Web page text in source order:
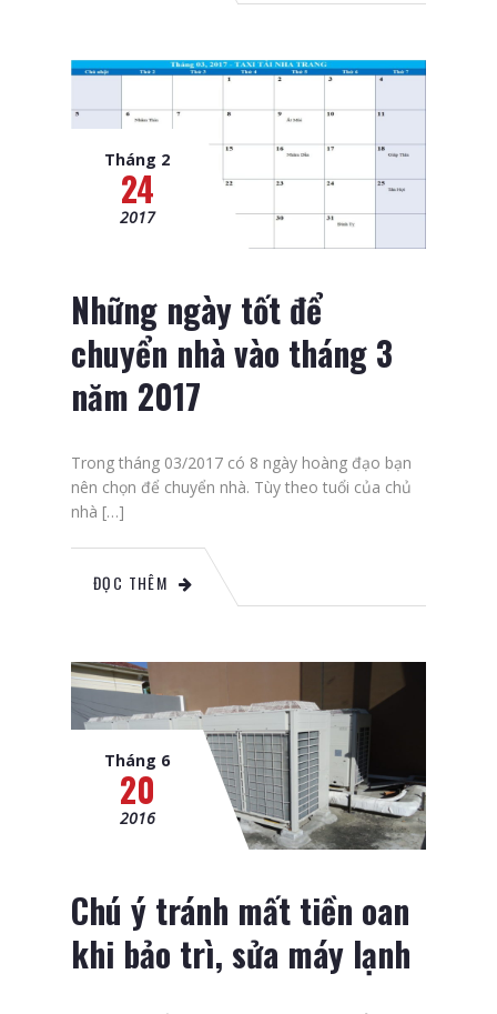
Tháng 2
24
2017
Những ngày tốt để
chuyển nhà vào tháng 3
năm 2017
Trong tháng 03/2017 có 8 ngày hoàng đạo bạn
nên chọn để chuyển nhà. Tùy theo tuổi của chủ
nhà […]
ĐỌC THÊM
Tháng 6
20
2016
Chú ý tránh mất tiền oan
khi bảo trì, sửa máy lạnh